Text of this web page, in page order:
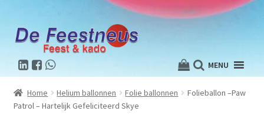
MENU
Home Helium ballonnen Folie ballonnen
Folieballon –Paw
Patrol – Hartelijk Gefeliciteerd Skye